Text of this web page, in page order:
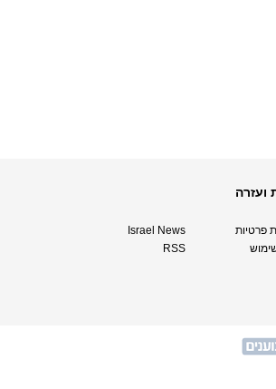
ועזרה
פרטיות
Israel News
RSS